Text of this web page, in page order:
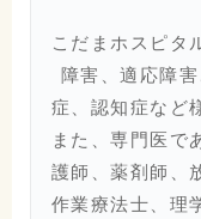
こだまホスピタ
障害、適応障
症、認知症など
また、専門医で
護師、薬剤師、
作業療法士、理